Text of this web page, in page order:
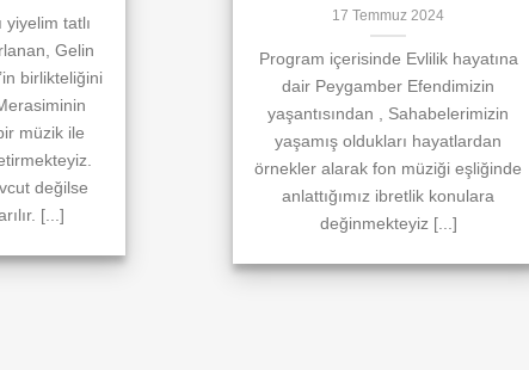
yiyelim tatlı
Gelin
birlikteliğini
müzik ile
değilse
[...]
17 Temmuz 2024
Program içerisinde Evlilik hayatına
dair Peygamber Efendimizin
yaşantısından , Sahabelerimizin
yaşamış oldukları hayatlardan
örnekler alarak fon müziği eşliğinde
anlattığımız ibretlik konulara
değinmekteyiz [...]